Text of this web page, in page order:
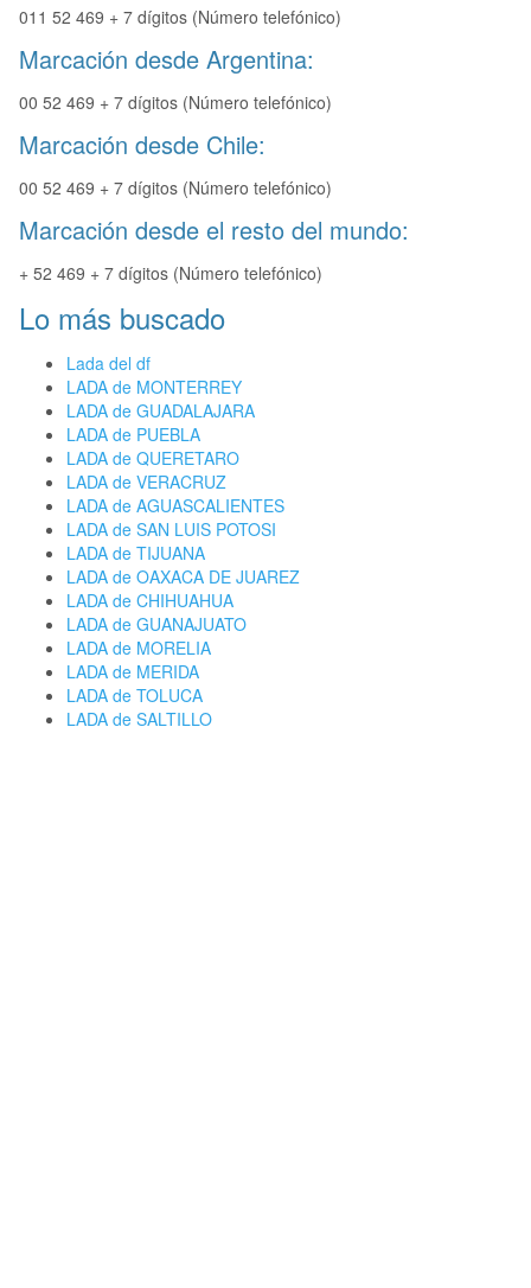
011 52 469 + 7 dígitos (Número telefónico)
Marcación desde Argentina:
00 52 469 + 7 dígitos (Número telefónico)
Marcación desde Chile:
00 52 469 + 7 dígitos (Número telefónico)
Marcación desde el resto del mundo:
+ 52 469 + 7 dígitos (Número telefónico)
Lo más buscado
Lada del df
LADA de MONTERREY
LADA de GUADALAJARA
LADA de PUEBLA
LADA de QUERETARO
LADA de VERACRUZ
LADA de AGUASCALIENTES
LADA de SAN LUIS POTOSI
LADA de TIJUANA
LADA de OAXACA DE JUAREZ
LADA de CHIHUAHUA
LADA de GUANAJUATO
LADA de MORELIA
LADA de MERIDA
LADA de TOLUCA
LADA de SALTILLO